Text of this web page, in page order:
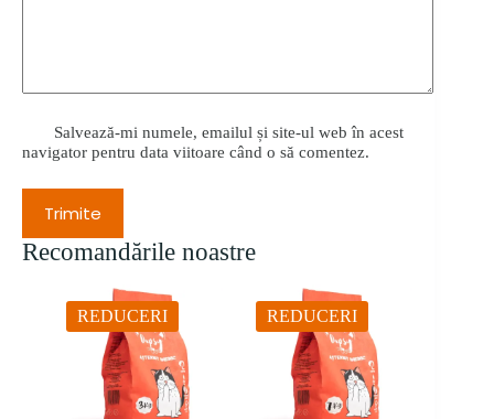
Salvează-mi numele, emailul și site-ul web în acest
navigator pentru data viitoare când o să comentez.
Trimite
Recomandările noastre
REDUCERI REDUCERI